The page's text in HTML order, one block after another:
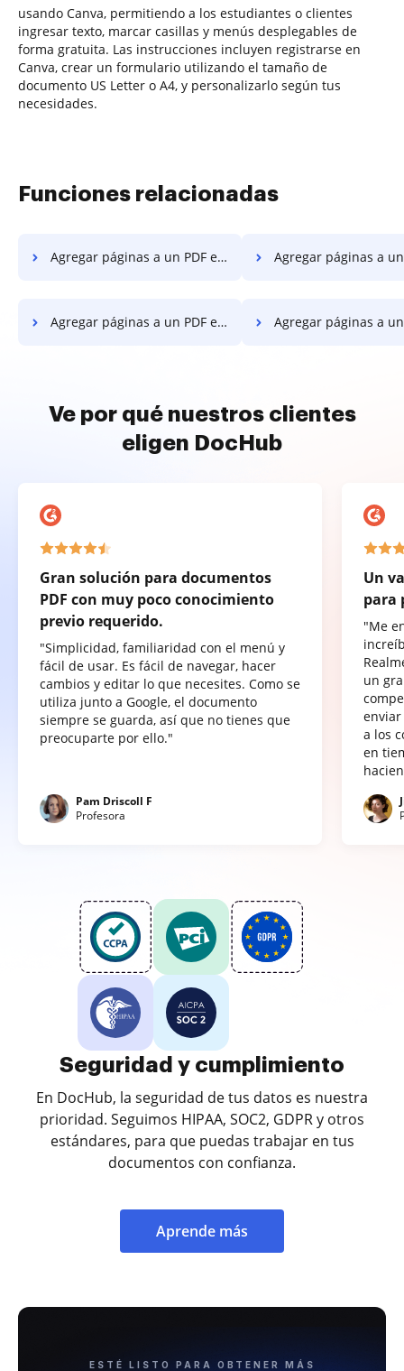
usando Canva, permitiendo a los estudiantes o clientes
ingresar texto, marcar casillas y menús desplegables de
forma gratuita. Las instrucciones incluyen registrarse en
Canva, crear un formulario utilizando el tamaño de
documento US Letter o A4, y personalizarlo según tus
necesidades.
Funciones relacionadas
Agregar páginas a un PDF en Linux Agregar páginas a un PDF
Agregar páginas a un PDF en Chromebook Agregar páginas a un
Ve por qué nuestros clientes
eligen DocHub
Gran solución para documentos
PDF con muy poco conocimiento
previo requerido.
"Simplicidad, familiaridad con el menú y
fácil de usar. Es fácil de navegar, hacer
cambios y editar lo que necesites. Como se
utiliza junto a Google, el documento
siempre se guarda, así que no tienes que
preocuparte por ello."
Pam Driscoll F
Profesora
Un
para
"Me
un
a los
en
Seguridad y cumplimiento
En DocHub, la seguridad de tus datos es nuestra
prioridad. Seguimos HIPAA, SOC2, GDPR y otros
estándares, para que puedas trabajar en tus
documentos con confianza.
Aprende más
ESTÉ LISTO PARA OBTENER MÁS